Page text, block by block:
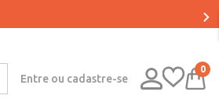
Entre ou cadastre-se
0